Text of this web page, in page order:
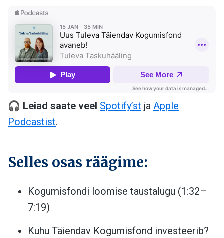
🎧 Leiad saate veel Spotify’st ja Apple
Podcastist.
Selles osas räägime:
Kogumisfondi loomise taustalugu (1:32–
7:19)
Kuhu Täiendav Kogumisfond investeerib?